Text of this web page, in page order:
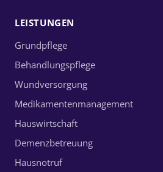
LEISTUNGEN
Grundpflege
Behandlungspflege
Wundversorgung
Medikamentenmanagement
Hauswirtschaft
Demenzbetreuung
Hausnotruf